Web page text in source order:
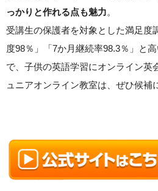
っかりと作れる点も魅力。
受講生の保護者を対象とした満足度
度98％」「7か月継続率98.3％」と
で、子供の英語学習にオンライン英
ュニアオンライン教室は、ぜひ候補